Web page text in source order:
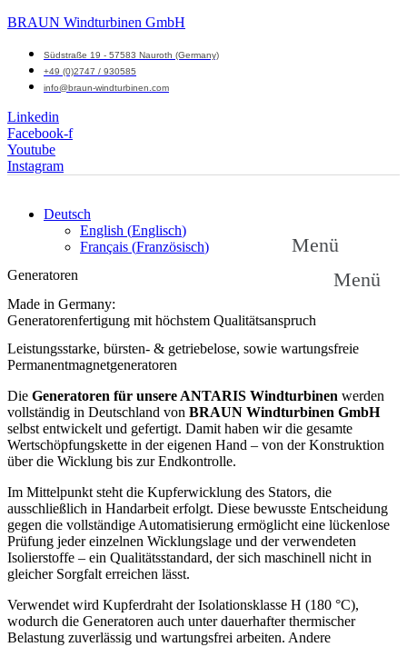
BRAUN Windturbinen GmbH
Südstraße 19 - 57583 Nauroth (Germany)
+49 (0)2747 / 930585
info@braun-windturbinen.com
Linkedin
Facebook-f
Youtube
Instagram
Deutsch
English (Englisch)
Français (Französisch)
Menü
Menü
Generatoren
Made in Germany:
Generatorenfertigung mit höchstem Qualitätsanspruch
Leistungsstarke, bürsten- & getriebelose, sowie wartungsfreie
Permanentmagnetgeneratoren
Die Generatoren für unsere ANTARIS Windturbinen werden
vollständig in Deutschland von BRAUN Windturbinen GmbH
selbst entwickelt und gefertigt. Damit haben wir die gesamte
Wertschöpfungskette in der eigenen Hand – von der Konstruktion
über die Wicklung bis zur Endkontrolle.
Im Mittelpunkt steht die Kupferwicklung des Stators, die
ausschließlich in Handarbeit erfolgt. Diese bewusste Entscheidung
gegen die vollständige Automatisierung ermöglicht eine lückenlose
Prüfung jeder einzelnen Wicklungslage und der verwendeten
Isolierstoffe – ein Qualitätsstandard, der sich maschinell nicht in
gleicher Sorgfalt erreichen lässt.
Verwendet wird Kupferdraht der Isolationsklasse H (180 °C),
wodurch die Generatoren auch unter dauerhafter thermischer
Belastung zuverlässig und wartungsfrei arbeiten. Andere